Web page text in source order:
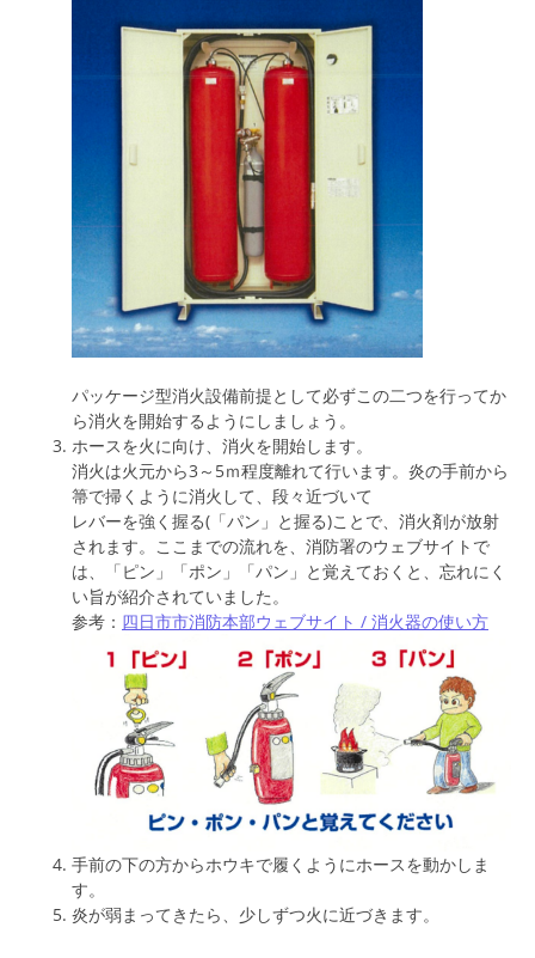
パッケージ型消火設備前提として必ずこの二つを行ってか
ら消火を開始するようにしましょう。
ホースを火に向け、消火を開始します。
消火は火元から3～5ｍ程度離れて行います。炎の手前から
箒で掃くように消火して、段々近づいて
レバーを強く握る(「パン」と握る)ことで、消火剤が放射
されます。ここまでの流れを、消防署のウェブサイトで
は、「ピン」「ポン」「パン」と覚えておくと、忘れにく
い旨が紹介されていました。
参考： 四日市市消防本部ウェブサイト / 消火器の使い方
手前の下の方からホウキで履くようにホースを動かしま
す。
炎が弱まってきたら、少しずつ火に近づきます。